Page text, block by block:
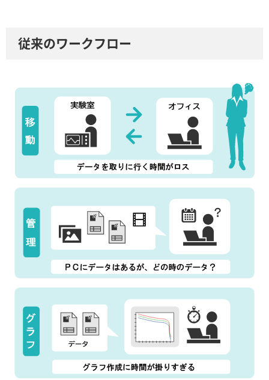
従来のワークフロー